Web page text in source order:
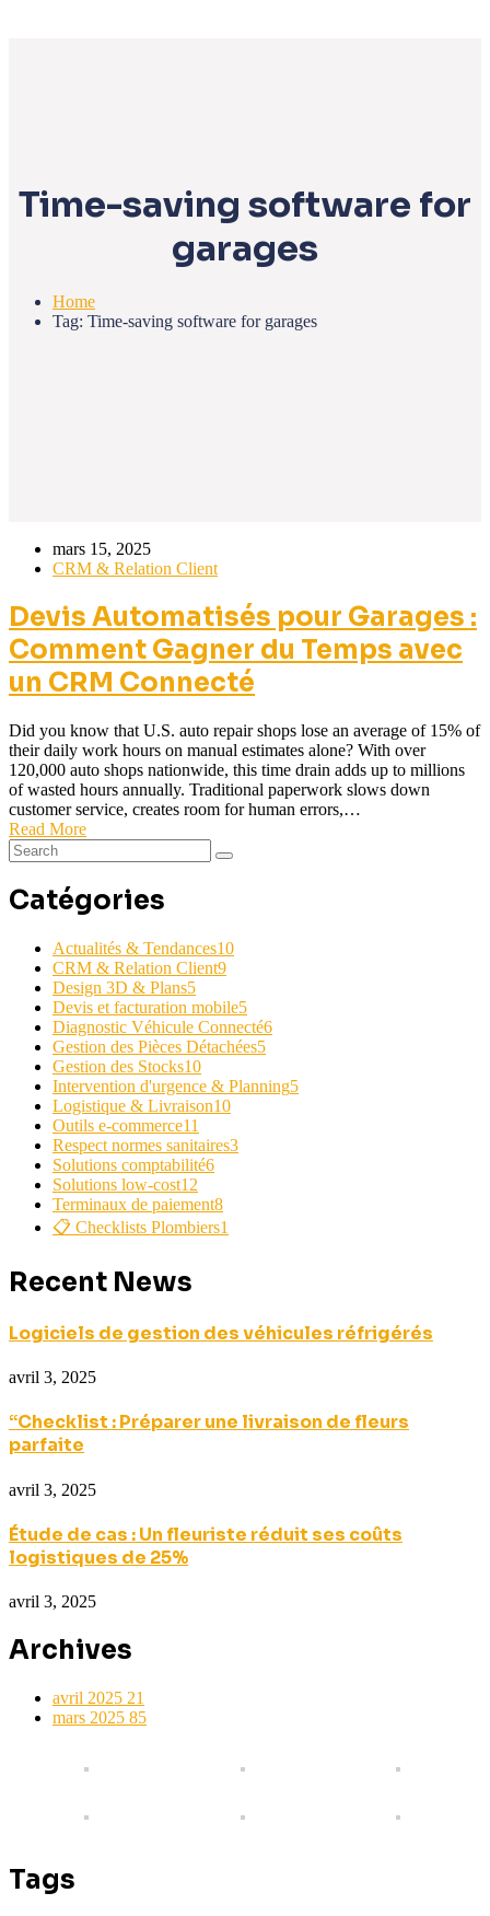
Time-saving software for
garages
Home
Tag: Time-saving software for garages
mars 15, 2025
CRM & Relation Client
Devis Automatisés pour Garages :
Comment Gagner du Temps avec
un CRM Connecté
Did you know that U.S. auto repair shops lose an average of 15% of
their daily work hours on manual estimates alone? With over
120,000 auto shops nationwide, this time drain adds up to millions
of wasted hours annually. Traditional paperwork slows down
customer service, creates room for human errors,…
Read More
Catégories
Actualités & Tendances10
CRM & Relation Client9
Design 3D & Plans5
Devis et facturation mobile5
Diagnostic Véhicule Connecté6
Gestion des Pièces Détachées5
Gestion des Stocks10
Intervention d'urgence & Planning5
Logistique & Livraison10
Outils e-commerce11
Respect normes sanitaires3
Solutions comptabilité6
Solutions low-cost12
Terminaux de paiement8
📋 Checklists Plombiers1
Recent News
Logiciels de gestion des véhicules réfrigérés
avril 3, 2025
“Checklist : Préparer une livraison de fleurs
parfaite
avril 3, 2025
Étude de cas : Un fleuriste réduit ses coûts
logistiques de 25%
avril 3, 2025
Archives
avril 2025 21
mars 2025 85
Tags